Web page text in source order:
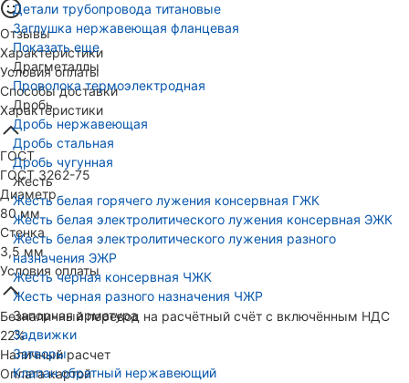
Детали трубопровода титановые
Заглушка нержавеющая фланцевая
Показать еще
Драгметаллы
Проволока термоэлектродная
Дробь
Дробь нержавеющая
Дробь стальная
Дробь чугунная
Жесть
Жесть белая горячего лужения консервная ГЖК
Жесть белая электролитического лужения консервная ЭЖК
Жесть белая электролитического лужения разного
назначения ЭЖР
Жесть черная консервная ЧЖК
Жесть черная разного назначения ЧЖР
Запорная арматура
Задвижки
Затворы
Клапан обратный нержавеющий
Отзывы
Характеристики
Условия оплаты
Способы доставки
Характеристики
ГОСТ
ГОСТ 3262-75
Диаметр
80 мм
Стенка
3,5 мм
Условия оплаты
Безналичный перевод на расчётный счёт с включённым НДС
22%
Наличный расчет
Оплата картой